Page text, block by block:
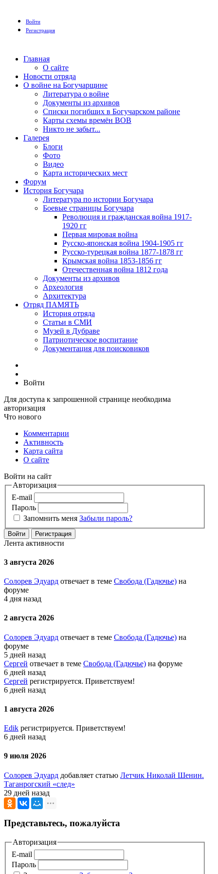
Войти
Регистрация
Главная
О сайте
Новости отряда
О войне на Богучарщине
Литература о войне
Документы из архивов
Списки погибших в Богучарском районе
Карты схемы времён ВОВ
Никто не забыт...
Галерея
Блоги
Фото
Видео
Карта исторических мест
Форум
История Богучара
Литература по истории Богучара
Боевые страницы Богучара
Революция и гражданская война 1917-
1920 гг
Первая мировая война
Русско-японская война 1904-1905 гг
Русско-турецкая война 1877-1878 гг
Крымская война 1853-1856 гг
Отечественная война 1812 года
Документы из архивов
Археология
Архитектура
Отряд ПАМЯТЬ
История отряда
Статьи в СМИ
Музей в Дубраве
Патриотическое воспитание
Документация для поисковиков
Войти
Для доступа к запрошенной странице необходима
авторизация
Что нового
Комментарии
Активность
Карта сайта
О сайте
Войти на сайт
Авторизация
E-mail
Пароль
Запомнить меня Забыли пароль?
Войти Регистрация
Лента активности
3 августа 2026
Солорев Эдуард отвечает в теме Свобода (Гадючье) на
форуме
4 дня назад
2 августа 2026
Солорев Эдуард отвечает в теме Свобода (Гадючье) на
форуме
5 дней назад
Сергей отвечает в теме Свобода (Гадючье) на форуме
6 дней назад
Сергей регистрируется. Приветствуем!
6 дней назад
1 августа 2026
Edik регистрируется. Приветствуем!
6 дней назад
9 июля 2026
Солорев Эдуард добавляет статью Летчик Николай Шенин.
Таганрогский «след»
29 дней назад
Представьтесь, пожалуйста
Авторизация
E-mail
Пароль